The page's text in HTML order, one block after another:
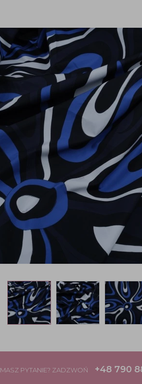
MASZ PYTANIE? ZADZWOŃ +48 790